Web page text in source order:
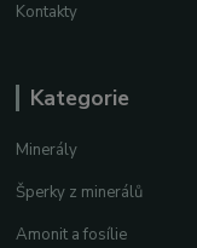
Kontakty
Kategorie
Minerály
Šperky z minerálů
Amonit a fosílie